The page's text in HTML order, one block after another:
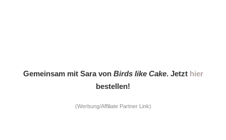
Gemeinsam mit Sara von Birds like Cake. Jetzt hier
bestellen!
(Werbung/Affiliate Partner Link)